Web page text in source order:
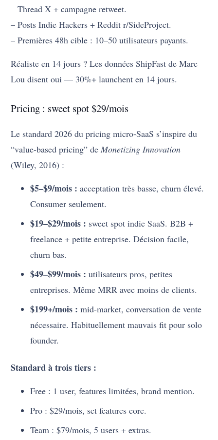
– Thread X + campagne retweet.
– Posts Indie Hackers + Reddit r/SideProject.
– Premières 48h cible : 10–50 utilisateurs payants.
Réaliste en 14 jours ? Les données ShipFast de Marc
Lou disent oui — 30%+ launchent en 14 jours.
Pricing : sweet spot $29/mois
Le standard 2026 du pricing micro-SaaS s’inspire du
“value-based pricing” deMonetizing Innovation
(Wiley, 2016) :
$5–$9/mois : acceptation très basse, churn élevé.
Consumer seulement.
$19–$29/mois : sweet spot indie SaaS. B2B +
freelance + petite entreprise. Décision facile,
churn bas.
$49–$99/mois : utilisateurs pros, petites
entreprises. Même MRR avec moins de clients.
$199+/mois : mid-market, conversation de vente
nécessaire. Habituellement mauvais fit pour solo
founder.
Standard à trois tiers :
Free : 1 user, features limitées, brand mention.
Pro : $29/mois, set features core.
Team : $79/mois, 5 users + extras.